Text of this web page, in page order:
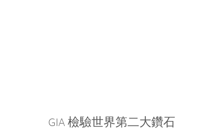
GIA 檢驗世界第二大鑽石